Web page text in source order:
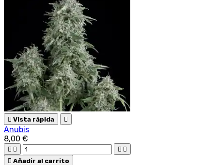
 Vista rápida 
Anubis
8,00 €
   
 Añadir al carrito